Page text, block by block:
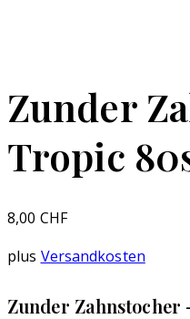
Zunder
Tropic
8,00 CHF
plus Versandkosten
‌Zunder Zahnstocher